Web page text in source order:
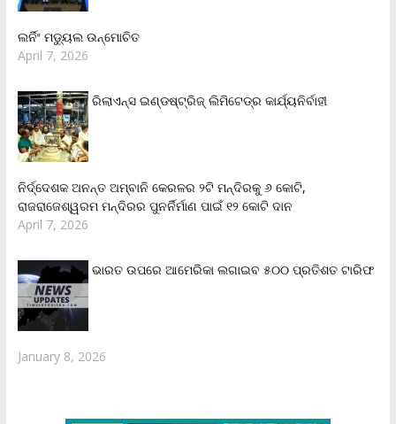
ଲର୍ନିଂ ମଡ୍ୟୁଲ ଉନ୍ମୋଚିତ
April 7, 2026
ରିଲାଏନ୍‌ସ ଇଣ୍ଡଷ୍ଟ୍ରିଜ୍ ଲିମିଟେଡ୍‌ର କାର୍ଯ୍ୟନିର୍ବାହୀ
ନିର୍ଦ୍ଦେଶକ ଅନନ୍ତ ଅମ୍ବାନି କେରଳର ୨ଟି ମନ୍ଦିରକୁ ୬ କୋଟି,
ରାଜରାଜେଶ୍ୱରମ ମନ୍ଦିରର ପୁନର୍ନିର୍ମାଣ ପାଇଁ ୧୨ କୋଟି ଦାନ
April 7, 2026
ଭାରତ ଉପରେ ଆମେରିକା ଲଗାଇବ ୫୦୦ ପ୍ରତିଶତ ଟାରିଫ
January 8, 2026